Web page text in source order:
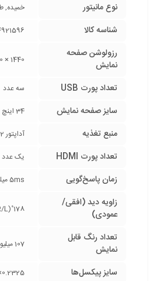
نوع مانیتور خمیده,
شناسه کالا
رزولوشن صفحه
نمایش
1440 × 3440 پیکسل
تعداد پورت USB سه عدد
سایز صفحه نمایش 34 اینچ
منبع تغذیه آداپتور 42 وات
تعداد پورت HDMI یک عدد
زمان پاسخ‌گویی 5ms میلی‌ثانیه
زاویه دید (افقی/
عمودی)
178˚(R/L), 178˚(U/D)
تعداد رنگ قابل
نمایش
107 میلیون رنگ
سایز پیکسل‌ها 0.2325×0.2325 mm